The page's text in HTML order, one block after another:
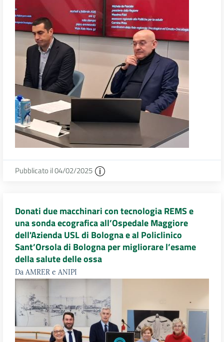
Pubblicato il 04/02/2025
Donati due macchinari con tecnologia REMS e
una sonda ecografica all’Ospedale Maggiore
dell'Azienda USL di Bologna e al Policlinico
Sant’Orsola di Bologna per migliorare l’esame
della salute delle ossa
Da AMRER e ANIPI